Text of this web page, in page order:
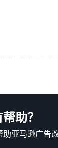
助？
亚马逊广告改